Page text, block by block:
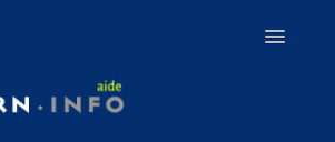
Toggle